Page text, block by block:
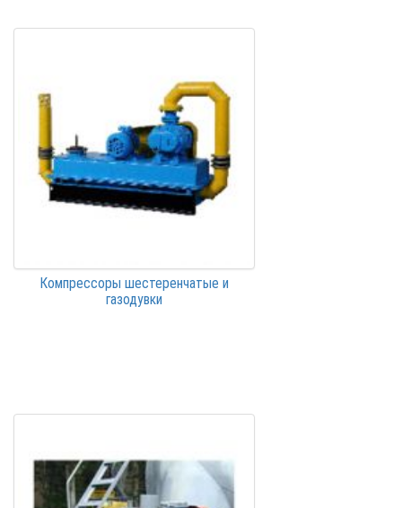
Компрессоры шестеренчатые и
газодувки